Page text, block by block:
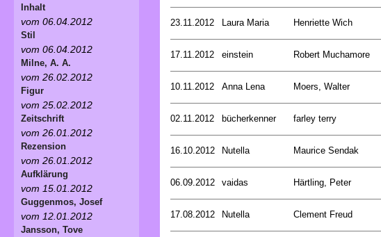
23.11.2012 Laura Maria Henriette Wich
17.11.2012 einstein Robert Muchamore
10.11.2012 Anna Lena Moers, Walter
02.11.2012 bücherkenner farley terry
16.10.2012 Nutella Maurice Sendak
06.09.2012 vaidas Härtling, Peter
17.08.2012 Nutella Clement Freud
Inhalt
vom 06.04.2012
Stil
vom 06.04.2012
Milne, A. A.
vom 26.02.2012
Figur
vom 25.02.2012
Zeitschrift
vom 26.01.2012
Rezension
vom 26.01.2012
Aufklärung
vom 15.01.2012
Guggenmos, Josef
vom 12.01.2012
Jansson, Tove